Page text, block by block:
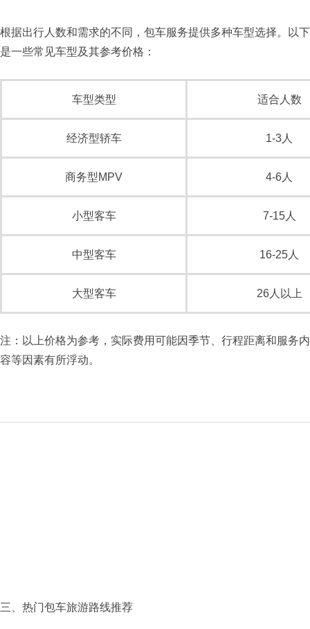
根据出行人数和需求的不同，包车服务提供多种车型选择。以下
是一些常见车型及其参考价格：​
车型类型 适合人数
经济型轿车 1-3人
商务型MPV 4-6人
小型客车 7-15人
中型客车 16-25人
大型客车 26人以上
注：以上价格为参考，实际费用可能因季节、行程距离和服务内
容等因素有所浮动。
三、热门包车旅游路线推荐